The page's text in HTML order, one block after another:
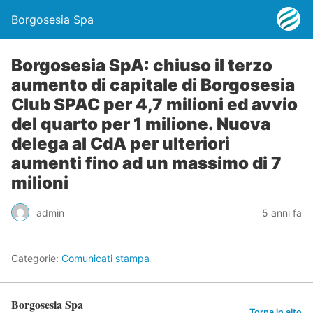
Borgosesia Spa
Borgosesia SpA: chiuso il terzo
aumento di capitale di Borgosesia
Club SPAC per 4,7 milioni ed avvio
del quarto per 1 milione. Nuova
delega al CdA per ulteriori
aumenti fino ad un massimo di 7
milioni
admin 5 anni fa
Categorie: Comunicati stampa
Borgosesia Spa